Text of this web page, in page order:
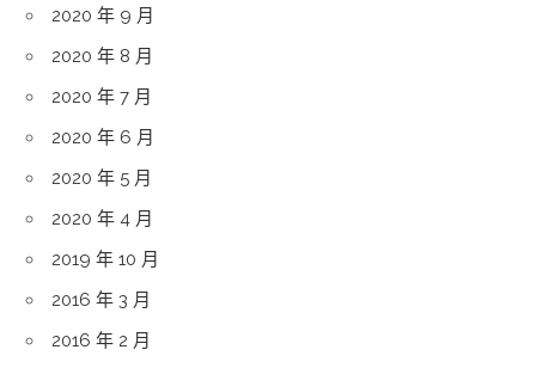
2020 年 9 月
2020 年 8 月
2020 年 7 月
2020 年 6 月
2020 年 5 月
2020 年 4 月
2019 年 10 月
2016 年 3 月
2016 年 2 月